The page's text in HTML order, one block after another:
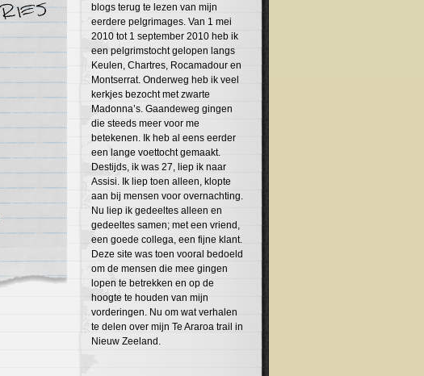
blogs terug te lezen van mijn
eerdere pelgrimages. Van 1 mei
2010 tot 1 september 2010 heb ik
een pelgrimstocht gelopen langs
Keulen, Chartres, Rocamadour en
Montserrat. Onderweg heb ik veel
kerkjes bezocht met zwarte
Madonna’s. Gaandeweg gingen
die steeds meer voor me
betekenen. Ik heb al eens eerder
een lange voettocht gemaakt.
Destijds, ik was 27, liep ik naar
Assisi. Ik liep toen alleen, klopte
aan bij mensen voor overnachting.
Nu liep ik gedeeltes alleen en
gedeeltes samen; met een vriend,
een goede collega, een fijne klant.
Deze site was toen vooral bedoeld
om de mensen die mee gingen
lopen te betrekken en op de
hoogte te houden van mijn
vorderingen. Nu om wat verhalen
te delen over mijn Te Araroa trail in
Nieuw Zeeland.